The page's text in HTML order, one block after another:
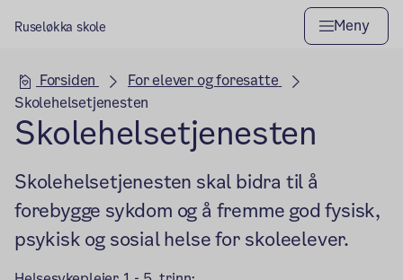
Ruseløkka skole Meny
Hovedseksjon
Forsiden
For elever og foresatte
Skolehelsetjenesten
Skolehelsetjenesten
Skolehelsetjenesten skal bidra til å
forebygge sykdom og å fremme god fysisk,
psykisk og sosial helse for skoleelever.